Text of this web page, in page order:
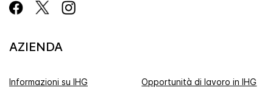
AZIENDA
Informazioni su IHG
Opportunità di lavoro in IHG